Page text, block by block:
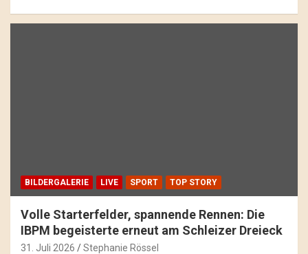
BILDERGALERIE LIVE SPORT TOP STORY
Volle Starterfelder, spannende Rennen: Die
IBPM begeisterte erneut am Schleizer Dreieck
31. Juli 2026 Stephanie Rössel